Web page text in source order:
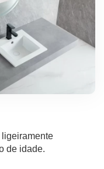
de idade.